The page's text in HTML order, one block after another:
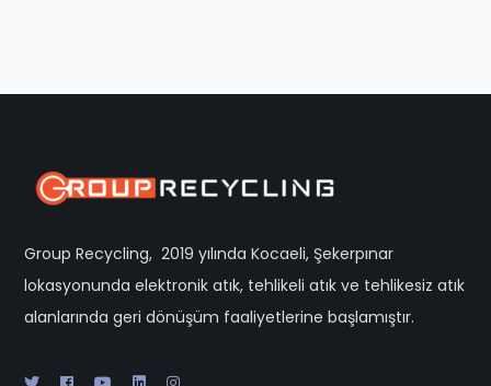
Group Recycling, 2019 yılında Kocaeli, Şekerpınar
lokasyonunda elektronik atık, tehlikeli atık ve tehlikesiz atık
alanlarında geri dönüşüm faaliyetlerine başlamıştır.